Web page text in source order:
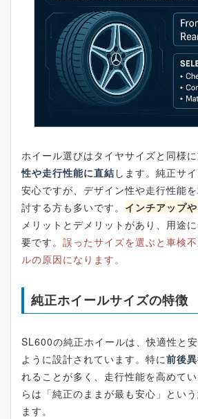
ホイール選びはタイヤサイズと同様に
性や走行性能に直結 します。純正サ
安心ですが、デザイン性や走行性能
討する方も多いです。 インチアップ
メリットとデメリットがあり、用途
要です。 誤ったサイズを選ぶと車検
ルの原因になります。
純正ホイールサイズの特徴
SL600の純正ホイールは、快適性と
ように設計されています。特に前後
れることが多く、走行性能を高めて
らは「純正のままが最も安心」とい
ます。